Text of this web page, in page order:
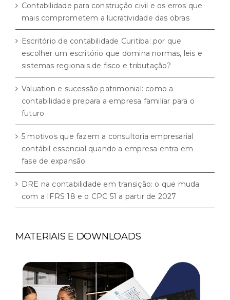
Contabilidade para construção civil e os erros que
mais comprometem a lucratividade das obras
Escritório de contabilidade Curitiba: por que
escolher um escritório que domina normas, leis e
sistemas regionais de fisco e tributação?
Valuation e sucessão patrimonial: como a
contabilidade prepara a empresa familiar para o
futuro
5 motivos que fazem a consultoria empresarial
contábil essencial quando a empresa entra em
fase de expansão
DRE na contabilidade em transição: o que muda
com a IFRS 18 e o CPC 51 a partir de 2027
MATERIAIS E DOWNLOADS